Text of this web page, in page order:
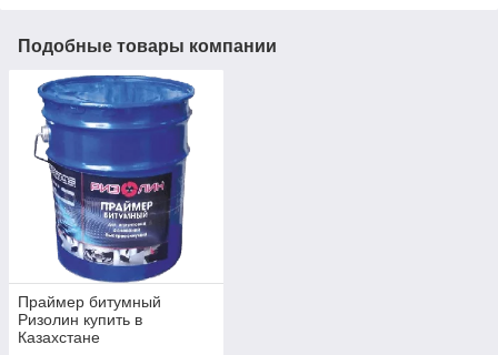
Подобные товары компании
Праймер битумный
Ризолин купить в
Казахстане